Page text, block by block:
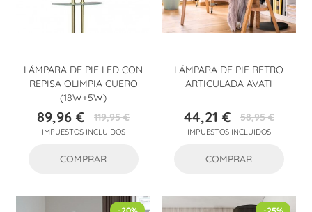
LÁMPARA DE PIE LED CON
REPISA OLIMPIA CUERO
(18W+5W)
Precio
89,96 €Precio
base
119,95 €
IMPUESTOS INCLUIDOS
COMPRAR
LÁMPARA DE PIE RETRO
ARTICULADA AVATI
Precio
44,21 €Precio
base
58,95 €
IMPUESTOS INCLUIDOS
COMPRAR